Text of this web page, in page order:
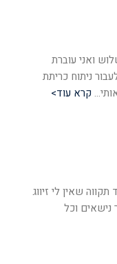
ואני עוברת
ניתוח כריתת
… קרא עוד>
שאין לי זיווג
נישאים וכל